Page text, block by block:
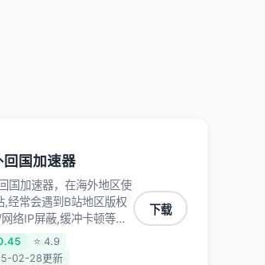
回国加速器
国加速器，在海外地区使
,经常会遇到B站地区版权
络IP屏蔽,缓冲卡顿等问
我们的哔哩哔哩专用回
可加速解决各类网络问
⭐ 4.9
02-28更新
下载